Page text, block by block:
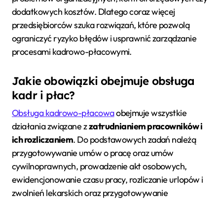
dodatkowych kosztów. Dlatego coraz więcej
przedsiębiorców szuka rozwiązań, które pozwolą
ograniczyć ryzyko błędów i usprawnić zarządzanie
procesami kadrowo-płacowymi.
Jakie obowiązki obejmuje obsługa
kadr i płac?
Obsługa kadrowo-płacowaobejmuje wszystkie
działania związane zzatrudnianiem pracowników i
ich rozliczaniem. Do podstawowych zadań należą
przygotowywanie umów o pracę oraz umów
cywilnoprawnych, prowadzenie akt osobowych,
ewidencjonowanie czasu pracy, rozliczanie urlopów i
zwolnień lekarskich oraz przygotowywanie